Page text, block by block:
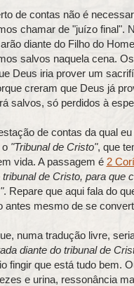
de contas não é
chamar de "juízo final".
diante do Filho do
salvos naquela cena.
Deus iria prover um
creram que Deus já
salvos, só perdidos à
de contas da qual
o "Tribunal de Cristo", que
vida. A passagem é 2
tribunal de Cristo, para que
. Repare que aqui fala do
antes mesmo de se
numa tradução livre,
diante do tribunal de
fingir que está tudo bem.
e urina, ressonância